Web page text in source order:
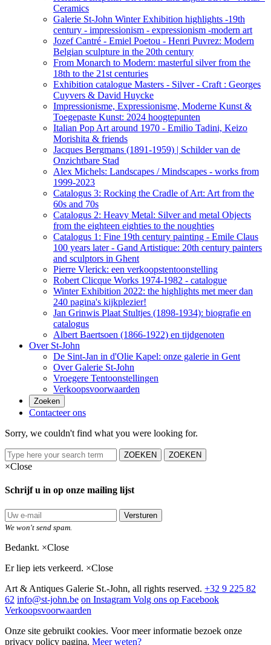
Ceramics
Galerie St-John Winter Exhibition highlights -19th
century - impressionism - expressionism -modern art
Jozef Cantré - Emiel Poetou - Henri Puvrez: Modern
Belgian sculpture in the 20th century
From Monarch to Modern: masterful silver from the
18th to the 21st centuries
Exhibition catalogue Masters - Silver - Craft : Georges
Cuyvers & David Huycke
Impressionisme, Expressionisme, Moderne Kunst &
Toegepaste Kunst: 2024 hoogtepunten
Italian Pop Art around 1970 - Emilio Tadini, Keizo
Morishita & friends
Jacques Bergmans (1891-1959) | Schilder van de
Onzichtbare Stad
Alex Michels: Landscapes / Mindscapes - works from
1999-2023
Catalogus 3: Rocking the Cradle of Art: Art from the
60s and 70s
Catalogus 2: Heavy Metal: Silver and metal Objects
from the eighteen eighties to the noughties
Catalogus 1: Fine 19th century painting - Emile Claus
100 years later - Gand Artistique: 20th century painters
and sculptors in Ghent
Pierre Vlerick: een verkoopstentoonstelling
Robert Clicque Works 1974-1982 - catalogue
Winter Exhibition 2022: the highlights met meer dan
240 pagina's kijkplezier!
Jan Grinwis Plaat Stultjes (1898-1934): biografie en
catalogus
Albert Baertsoen (1866-1922) en tijdgenoten
Over St-John
De Sint-Jan in d'Olie Kapel: onze galerie in Gent
Over Galerie St-John
Vroegere Tentoonstellingen
Verkoopsvoorwaarden
Zoeken
Contacteer ons
Sorry, we couldn't find what you were looking for.
ZOEKEN ZOEKEN
×Close
Schrijf u in op onze mailing lijst
Versturen
We won't send spam.
Bedankt. ×Close
Er liep iets verkeerd. ×Close
Art & Antiques Galerie St.-John, all rights reserved. +32 9 225 82
62 info@st-john.be on Instagram Volg ons op Facebook
Verkoopsvoorwaarden
Onze site gebruikt cookies. Voor meer informatie bezoek onze
privacy policy pagina. Meer weten?